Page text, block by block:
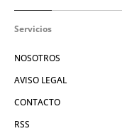
Servicios
NOSOTROS
AVISO LEGAL
CONTACTO
RSS